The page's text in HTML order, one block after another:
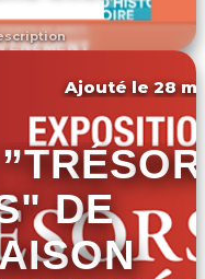
Ajouté le 28
DE